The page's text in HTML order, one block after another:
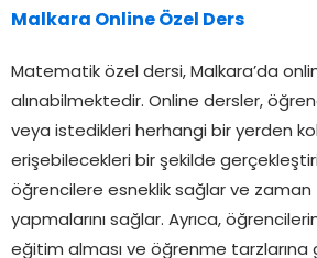
Malkara Online Özel Ders
Matematik özel dersi, Malkara’da
alınabilmektedir. Online dersler,
veya istedikleri herhangi bir yerden
erişebilecekleri bir şekilde
öğrencilere esneklik sağlar ve
yapmalarını sağlar. Ayrıca,
eğitim alması ve öğrenme tarzlarına